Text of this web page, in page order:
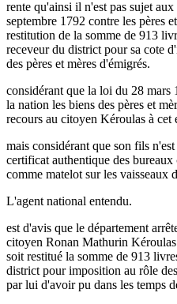
rente qu'ainsi il n'est pas sujet
septembre 1792 contre les pères
restitution de la somme de 913
receveur du district pour sa cote
des pères et mères d'émigrés.
considérant que la loi du 28 mars
la nation les biens des pères et
recours au citoyen Kéroulas à cet
mais considérant que son fils
certificat authentique des
comme matelot sur les vaisseaux
L'agent national entendu.
est d'avis que le département
citoyen Ronan Mathurin
soit restitué la somme de 913
district pour imposition au rôle
par lui d'avoir pu dans les temps